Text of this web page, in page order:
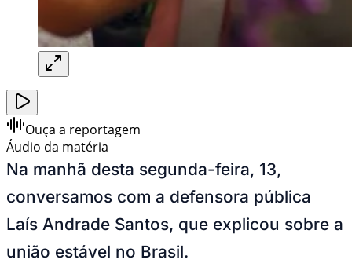
Ouça a reportagem
Áudio da matéria
Na manhã desta segunda-feira, 13,
conversamos com a defensora pública
Laís Andrade Santos, que explicou sobre a
união estável no Brasil.